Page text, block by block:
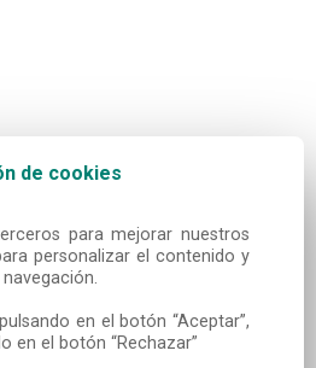
de cookies
para mejorar nuestros
personalizar el contenido y
en el botón “Aceptar”,
en el botón “Rechazar”